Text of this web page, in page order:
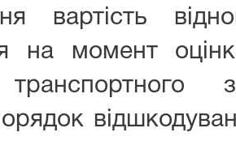
вартість
на момент
транспортного